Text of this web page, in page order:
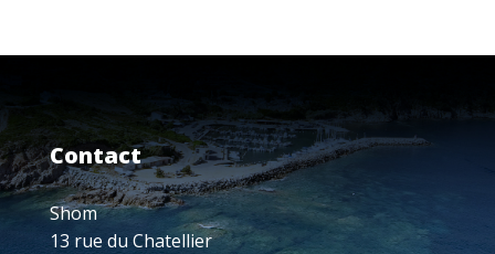
Contact
Shom
13 rue du Chatellier